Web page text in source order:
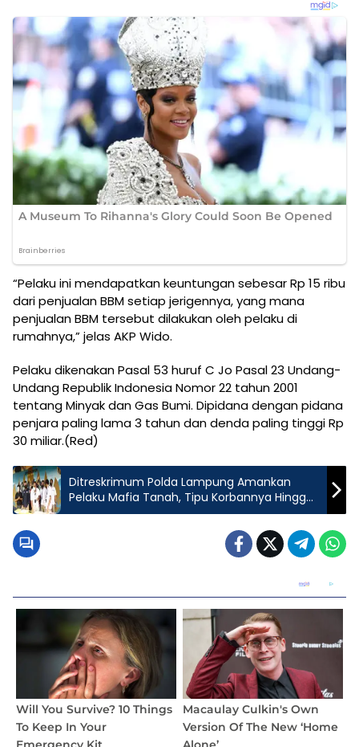
“Pelaku ini mendapatkan keuntungan sebesar Rp 15 ribu
dari penjualan BBM setiap jerigennya, yang mana
penjualan BBM tersebut dilakukan oleh pelaku di
rumahnya,” jelas AKP Wido.
Pelaku dikenakan Pasal 53 huruf C Jo Pasal 23 Undang-
Undang Republik Indonesia Nomor 22 tahun 2001
tentang Minyak dan Gas Bumi. Dipidana dengan pidana
penjara paling lama 3 tahun dan denda paling tinggi Rp
30 miliar.(Red)
Ditreskrimum Polda Lampung Amankan
Pelaku Mafia Tanah, Tipu Korbannya Hingga
Milyaran Rupiah